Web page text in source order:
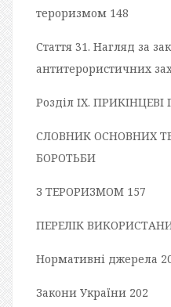
тероризмом 148
Стаття 31. Нагляд за
антитерористичних
Розділ IX.
СЛОВНИК ОСНОВНИХ
БОРОТЬБИ
З ТЕРОРИЗМОМ 157
ПЕРЕЛІК
Нормативні джерела
Закони України 202